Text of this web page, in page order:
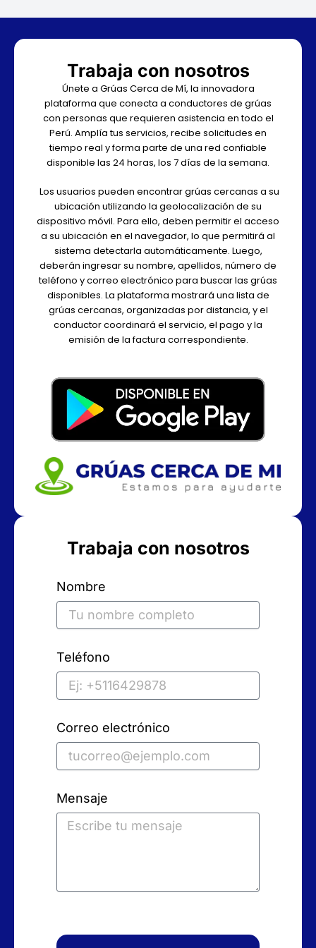
Trabaja con nosotros
Únete a Grúas Cerca de Mí, la innovadora
plataforma que conecta a conductores de grúas
con personas que requieren asistencia en todo el
Perú. Amplía tus servicios, recibe solicitudes en
tiempo real y forma parte de una red confiable
disponible las 24 horas, los 7 días de la semana.
Los usuarios pueden encontrar grúas cercanas a su
ubicación utilizando la geolocalización de su
dispositivo móvil. Para ello, deben permitir el acceso
a su ubicación en el navegador, lo que permitirá al
sistema detectarla automáticamente. Luego,
deberán ingresar su nombre, apellidos, número de
teléfono y correo electrónico para buscar las grúas
disponibles. La plataforma mostrará una lista de
grúas cercanas, organizadas por distancia, y el
conductor coordinará el servicio, el pago y la
emisión de la factura correspondiente.
Trabaja con nosotros
Nombre
Teléfono
Correo electrónico
Mensaje